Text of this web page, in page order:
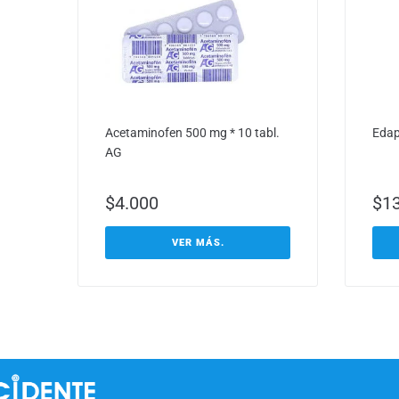
Acetaminofen 500 mg * 10 tabl.
AG
$4.000
VER MÁS.
$